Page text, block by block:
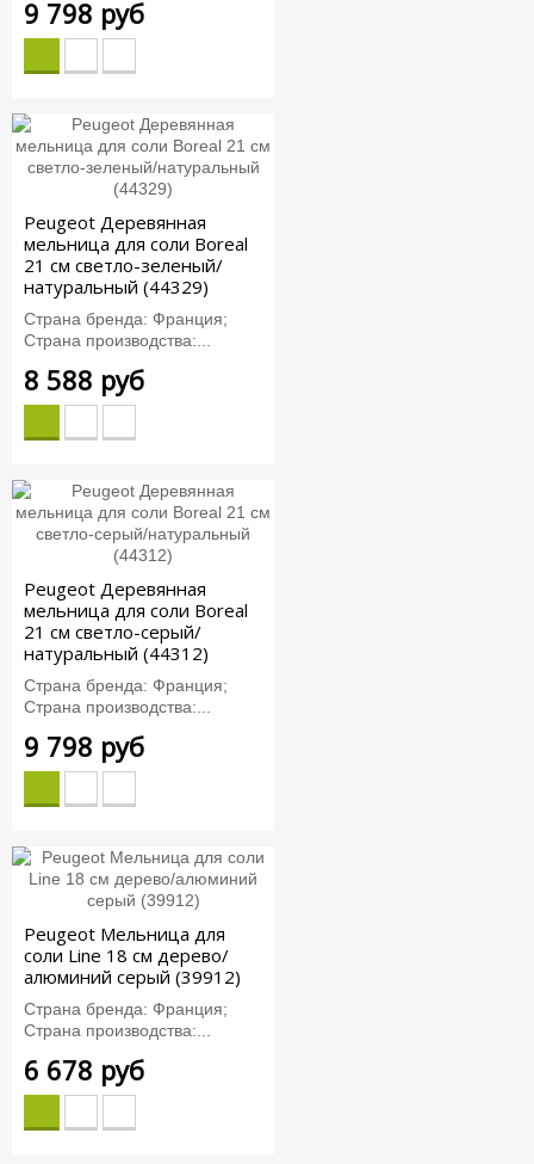
9 798 руб
Peugeot Деревянная
мельница для соли Boreal
21 см светло-зеленый/
натуральный (44329)
Страна бренда: Франция;
Страна производства:...
8 588 руб
Peugeot Деревянная
мельница для соли Boreal
21 см светло-серый/
натуральный (44312)
Страна бренда: Франция;
Страна производства:...
9 798 руб
Peugeot Мельница для
соли Line 18 см дерево/
алюминий серый (39912)
Страна бренда: Франция;
Страна производства:...
6 678 руб